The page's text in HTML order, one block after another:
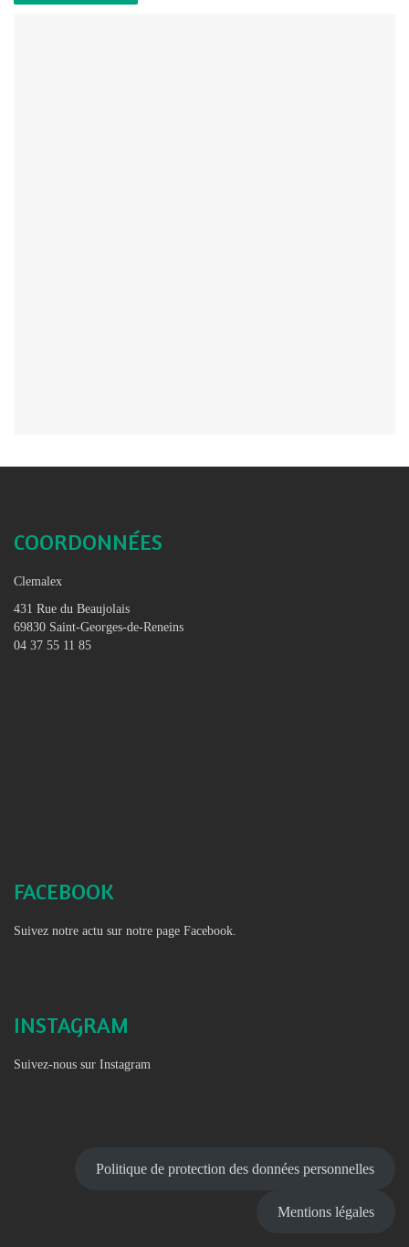
COORDONNÉES
Clemalex
431 Rue du Beaujolais
69830 Saint-Georges-de-Reneins
04 37 55 11 85
FACEBOOK
Suivez notre actu sur notre page Facebook.
INSTAGRAM
Suivez-nous sur Instagram
Politique de protection des données personnelles
Mentions légales